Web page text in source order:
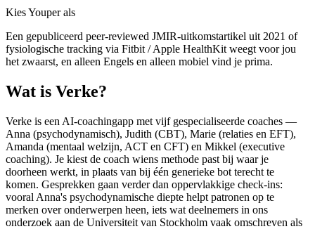
Kies Youper als
Een gepubliceerd peer-reviewed JMIR-uitkomstartikel uit 2021 of
fysiologische tracking via Fitbit / Apple HealthKit weegt voor jou
het zwaarst, en alleen Engels en alleen mobiel vind je prima.
Wat is Verke?
Verke is een AI-coachingapp met vijf gespecialiseerde coaches —
Anna (psychodynamisch), Judith (CBT), Marie (relaties en EFT),
Amanda (mentaal welzijn, ACT en CFT) en Mikkel (executive
coaching). Je kiest de coach wiens methode past bij waar je
doorheen werkt, in plaats van bij één generieke bot terecht te
komen. Gesprekken gaan verder dan oppervlakkige check-ins:
vooral Anna's psychodynamische diepte helpt patronen op te
merken over onderwerpen heen, iets wat deelnemers in ons
onderzoek aan de Universiteit van Stockholm vaak omschreven als